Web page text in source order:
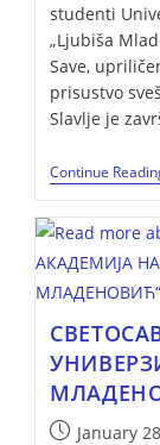
studenti
„Ljubiša
Save,
prisustvo
Slavlje je
Continue
January